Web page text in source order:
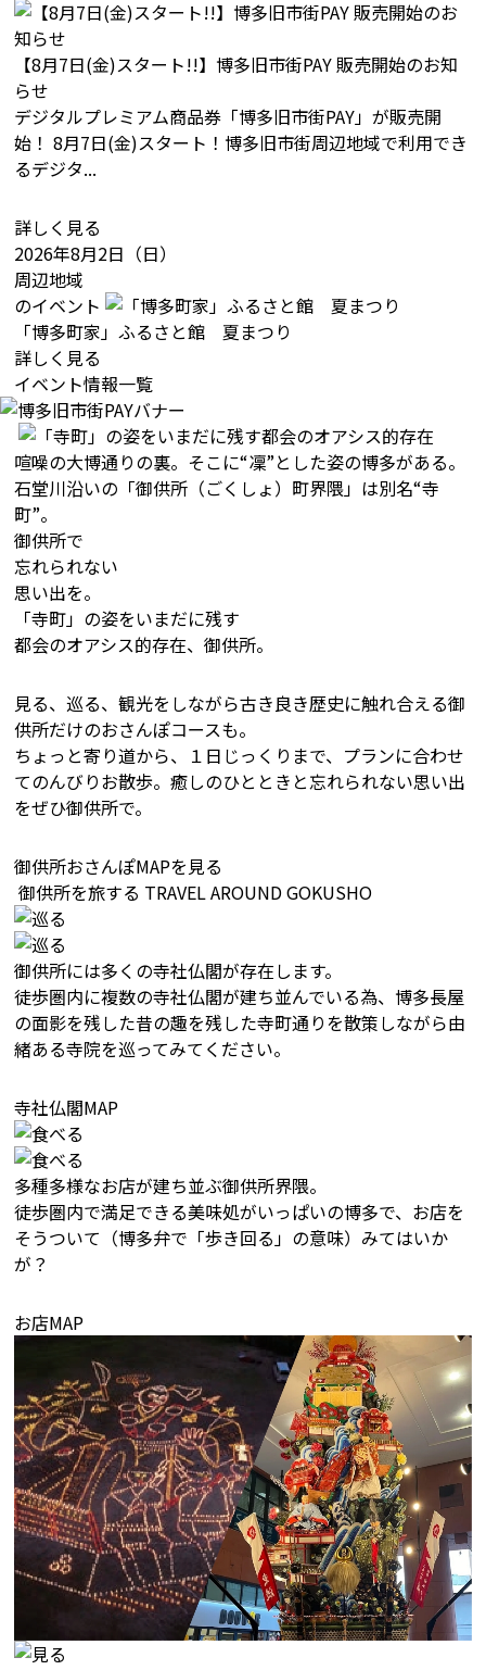
【8月7日(金)スタート!!】博多旧市街PAY 販売開始のお知
らせ
デジタルプレミアム商品券「博多旧市街PAY」が販売開
始！ 8月7日(金)スタート！博多旧市街周辺地域で利用でき
るデジタ...
詳しく見る
2026年8月2日（日）
周辺地域
のイベント
「博多町家」ふるさと館 夏まつり
詳しく見る
イベント情報一覧
喧噪の大博通りの裏。そこに“凜”とした姿の博多がある。
石堂川沿いの「御供所（ごくしょ）町界隈」は別名“寺
町”。
御供所で
忘れられない
思い出を。
「寺町」の姿をいまだに残す
都会のオアシス的存在、御供所。
見る、巡る、観光をしながら古き良き歴史に触れ合える御
供所だけのおさんぽコースも。
ちょっと寄り道から、１日じっくりまで、プランに合わせ
てのんびりお散歩。癒しのひとときと忘れられない思い出
をぜひ御供所で。
御供所おさんぽMAPを見る
御供所を旅する TRAVEL AROUND GOKUSHO
御供所には多くの寺社仏閣が存在します。
徒歩圏内に複数の寺社仏閣が建ち並んでいる為、博多長屋
の面影を残した昔の趣を残した寺町通りを散策しながら由
緒ある寺院を巡ってみてください。
寺社仏閣MAP
多種多様なお店が建ち並ぶ御供所界隈。
徒歩圏内で満足できる美味処がいっぱいの博多で、お店を
そうついて（博多弁で「歩き回る」の意味）みてはいか
が？
お店MAP